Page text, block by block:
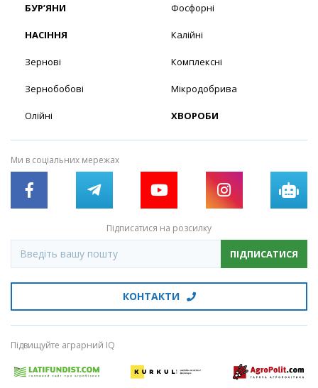
БУР’ЯНИ
НАСІННЯ
Зернові
Зернобобові
Олійні
Фосфорні
Калійні
Комплексні
Мікродобрива
ХВОРОБИ
Ми в соціальних мережах
Підписатися на розсилку
ПІДПИСАТИСЯ
КОНТАКТИ
Підвищуйте аграрний IQ